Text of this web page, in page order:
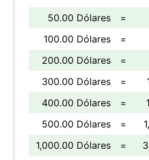
50.00 Dólares
=
100.00 Dólares
=
200.00 Dólares
=
300.00 Dólares
=
400.00 Dólares
=
500.00 Dólares
=
1,000.00 Dólares
=